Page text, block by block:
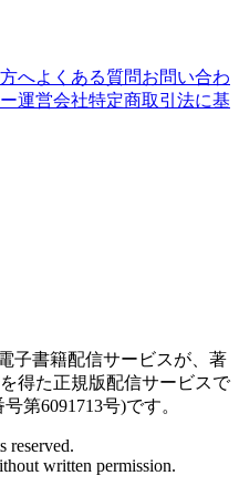
へよくある質問お問い合わ
運営会社特定商取引法に基
子書籍配信サービスが、著
得た正規版配信サービスで
第6091713号)です。
reserved.
written permission.